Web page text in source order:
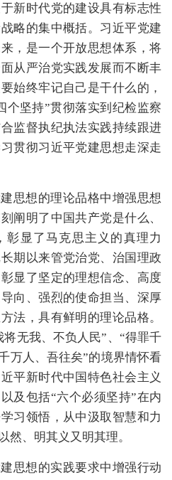
新时代党的建设具有标志性
略的集中概括。习近平党建
，是一个开放思想体系，将
从严治党实践发展而不断丰
始终牢记自己是干什么的，
个坚持”贯彻落实到纪检监察
监督执纪执法实践持续跟进
贯彻习近平党建思想走深走
思想的理论品格中增强思想
阐明了中国共产党是什么、
彰显了马克思主义的真理力
期以来管党治党、治国理政
显了坚定的理想信念、高度
向、强烈的使命担当、深厚
法，具有鲜明的理论品格。
无我、不负人民”、“得罪千
万人、吾往矣”的境界情怀看
平新时代中国特色社会主义
及包括“六个必须坚持”在内
习领悟，从中汲取智慧和力
然、明其义又明其理。
思想的实践要求中增强行动